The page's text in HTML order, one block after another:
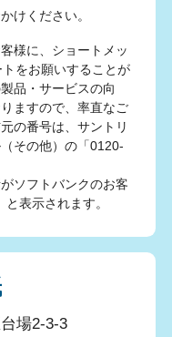
けください。
様に、ショートメッ
をお願いすることが
品・サービスの向
ますので、率直なご
の番号は、サントリ
その他）の「0120-
ソフトバンクのお客
表示されます。
場2-3-3